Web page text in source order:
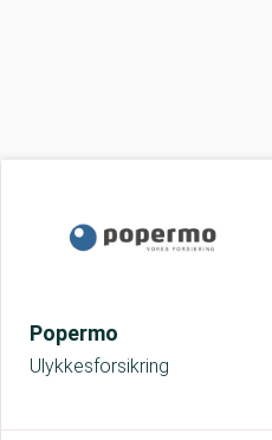
Popermo
Ulykkesforsikring